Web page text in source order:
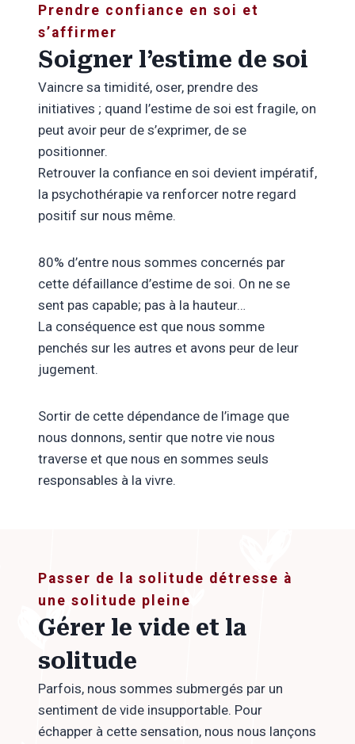
Prendre confiance en soi et
s’affirmer
Soigner l’estime de soi
Vaincre sa timidité, oser, prendre des
initiatives ; quand l’estime de soi est fragile, on
peut avoir peur de s’exprimer, de se
positionner.
Retrouver la confiance en soi devient impératif,
la psychothérapie va renforcer notre regard
positif sur nous même.
80% d’entre nous sommes concernés par
cette défaillance d’estime de soi. On ne se
sent pas capable; pas à la hauteur…
La conséquence est que nous somme
penchés sur les autres et avons peur de leur
jugement.
Sortir de cette dépendance de l’image que
nous donnons, sentir que notre vie nous
traverse et que nous en sommes seuls
responsables à la vivre.
Passer de la solitude détresse à
une solitude pleine
Gérer le vide et la
solitude
Parfois, nous sommes submergés par un
sentiment de vide insupportable. Pour
échapper à cette sensation, nous nous lançons